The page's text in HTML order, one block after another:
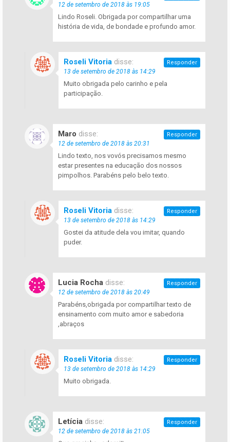
12 de setembro de 2018 às 19:05
Lindo Roseli. Obrigada por compartilhar uma
história de vida, de bondade e profundo amor.
Roseli Vitoria disse:
13 de setembro de 2018 às 14:29
Muito obrigada pelo carinho e pela
participação.
Responder
Maro disse:
12 de setembro de 2018 às 20:31
Lindo texto, nos vovós precisamos mesmo
estar presentes na educação dos nossos
pimpolhos. Parabéns pelo belo texto.
Responder
Roseli Vitoria disse:
13 de setembro de 2018 às 14:29
Gostei da atitude dela vou imitar, quando
puder.
Responder
Lucia Rocha disse:
12 de setembro de 2018 às 20:49
Parabéns,obrigada por compartilhar texto de
ensinamento com muito amor e sabedoria
,abraços
Responder
Roseli Vitoria disse:
13 de setembro de 2018 às 14:29
Muito obrigada.
Responder
Letícia disse:
12 de setembro de 2018 às 21:05
Responder